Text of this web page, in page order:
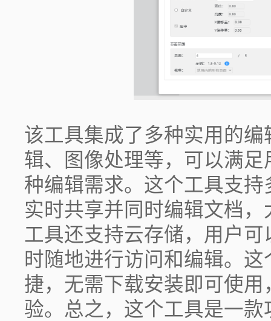
该工具集成了多种实用的
辑、图像处理等，可以满
种编辑需求。这个工具支
实时共享并同时编辑文档
工具还支持云存储，用户
时随地进行访问和编辑。
捷，无需下载安装即可使
验。总之，这个工具是一